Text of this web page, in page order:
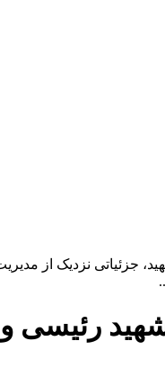
جزئیاتی نزدیک از
رئیسی